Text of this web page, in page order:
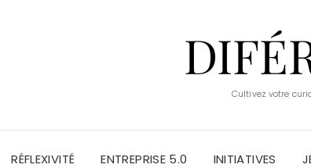
Cultivez votre
RÉFLEXIVITÉ ENTREPRISE 5.0 INITIATIVES